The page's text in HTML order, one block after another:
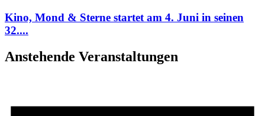
Kino, Mond & Sterne startet am 4. Juni in seinen
32....
Anstehende Veranstaltungen